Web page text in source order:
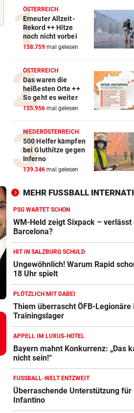
Thiem überrascht
ÖFB-Legionäre im
Trainingslager
für
ÖSTERREICH
Erneuter Allzeit-
Rekord ++ Hitze
noch nicht vorbei
158.759 mal gelesen
ÖSTERREICH
Das waren die
heißesten Orte ++
So geht es weiter
155.956 mal gelesen
NIEDERÖSTERREICH
500 Helfer kämpfen
bei Gluthitze gegen
Inferno
139.346 mal gelesen
MEHR FUSSBALL
PSG WARTET SCHON
WM-Held zeigt Sixpack – verlässt
Barcelona?
HIT IN SALZBURG SCHULD
Ungewöhnlich! Warum Rapid
18 Uhr spielt
PLÖTZLICH MIT DABEI
Thiem überrascht ÖFB-Legionäre
Trainingslager
APPELL IM LUXUS-HOTEL
Bayern mahnt Konkurrenz: „Das
nicht sein!“
FUSSBALL-WELT ENTZWEIT
Überraschende Unterstützung für
Infantino